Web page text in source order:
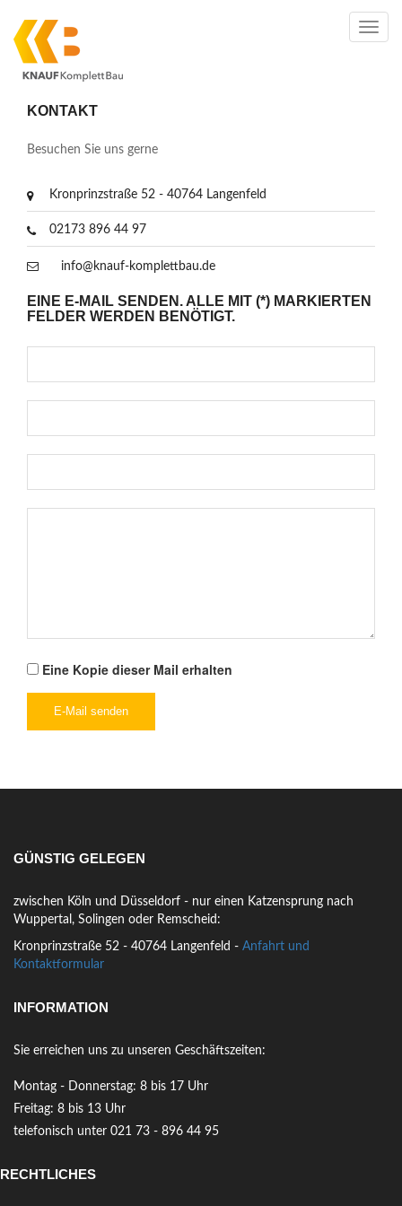
KONTAKT
Besuchen Sie uns gerne
Kronprinzstraße 52 - 40764 Langenfeld
02173 896 44 97
info@knauf-komplettbau.de
EINE E-MAIL SENDEN. ALLE MIT (*) MARKIERTEN
FELDER WERDEN BENÖTIGT.
Eine Kopie dieser Mail erhalten
E-Mail senden
GÜNSTIG GELEGEN
zwischen Köln und Düsseldorf - nur einen Katzensprung nach
Wuppertal, Solingen oder Remscheid:
Kronprinzstraße 52 - 40764 Langenfeld - Anfahrt und
Kontaktformular
INFORMATION
Sie erreichen uns zu unseren Geschäftszeiten:
Montag - Donnerstag: 8 bis 17 Uhr
Freitag: 8 bis 13 Uhr
telefonisch unter 021 73 - 896 44 95
RECHTLICHES